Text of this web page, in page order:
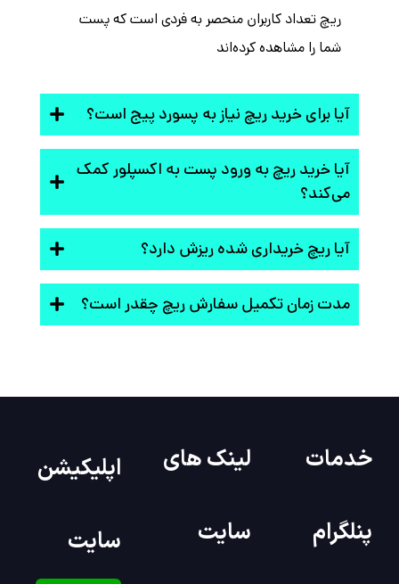
ریچ تعداد کاربران منحصر به فردی است که پست
شما را مشاهده کرده‌اند
آیا برای خرید ریچ نیاز به پسورد پیج است؟
آیا خرید ریچ به ورود پست به اکسپلور کمک
می‌کند؟
آیا ریچ خریداری شده ریزش دارد؟
مدت زمان تکمیل سفارش ریچ چقدر است؟
خدمات
پنلگرام
لینک های
سایت
اپلیکیشن
سایت